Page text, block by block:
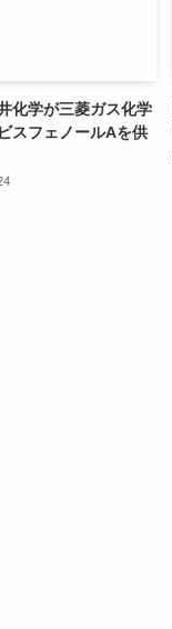
化学が三菱ガス化学
スフェノールAを供